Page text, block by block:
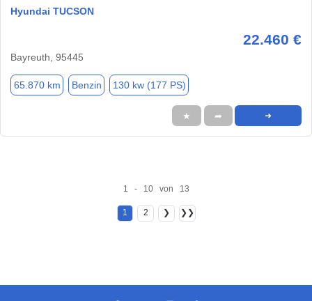
Hyundai TUCSON
22.460 €
Bayreuth, 95445
65.870 km Benzin 130 kw (177 PS)
★ ➦ ➜
1 - 10 von 13
1 2 ❯ ❯❯